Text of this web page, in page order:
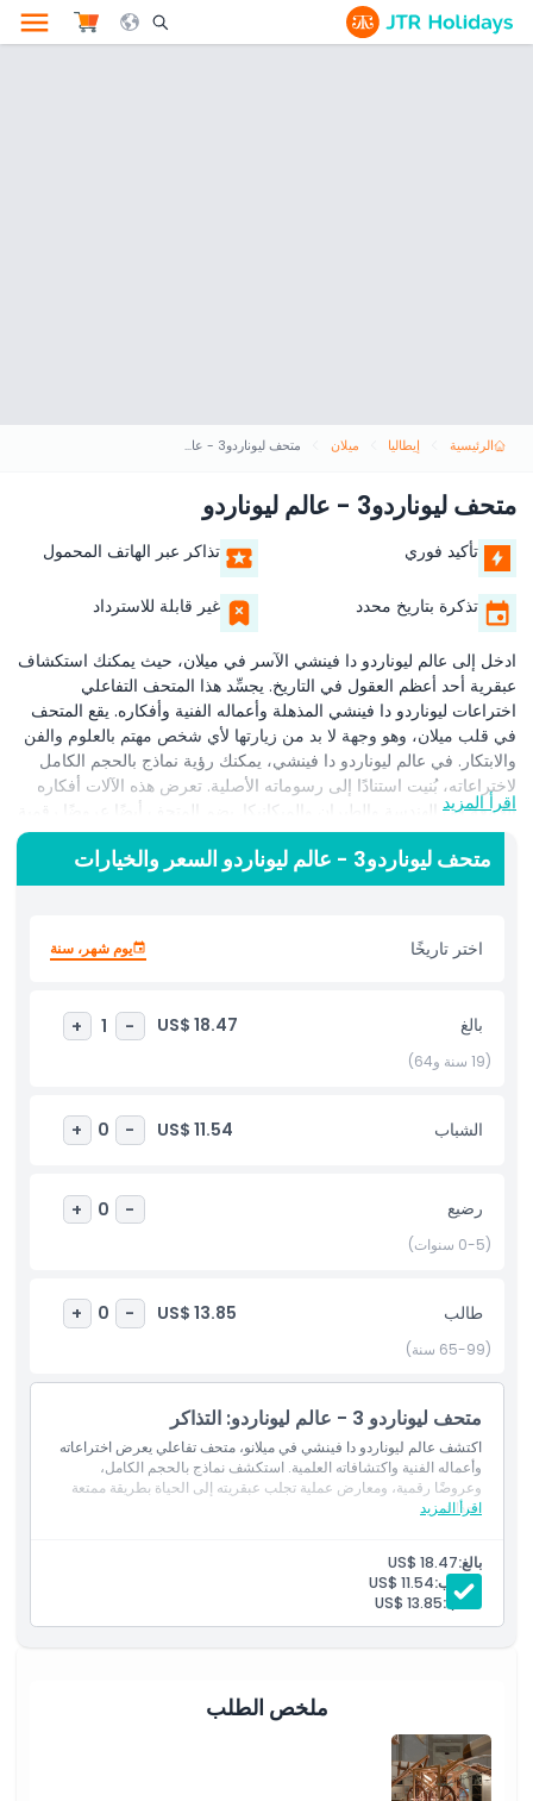
Search Opener Icon
الرئيسية إيطاليا ميلان متحف ليوناردو3 - عالم ليوناردو
متحف ليوناردو3 - عالم ليوناردو
تأكيد فوري تذاكر عبر الهاتف المحمول
تذكرة بتاريخ محدد غير قابلة للاسترداد
ادخل إلى عالم ليوناردو دا فينشي الآسر في ميلان، حيث يمكنك استكشاف
عبقرية أحد أعظم العقول في التاريخ. يجسِّد هذا المتحف التفاعلي
اختراعات ليوناردو دا فينشي المذهلة وأعماله الفنية وأفكاره. يقع المتحف
في قلب ميلان، وهو وجهة لا بد من زيارتها لأي شخص مهتم بالعلوم والفن
والابتكار. في عالم ليوناردو دا فينشي، يمكنك رؤية نماذج بالحجم الكامل
لاختراعاته، بُنيت استنادًا إلى رسوماته الأصلية. تعرض هذه الآلات أفكاره
اللامعة في الهندسة والطيران والميكانيكا. يضم المتحف أيضًا عروضًا رقمية
تتيح للزوار التفاعل مع أعماله الفنية الشهيرة، بما في ذلك الموناليزا
والعشاء الأخير. يوفر المتحف تجربة تفاعلية يمكن للزوار من خلالها القيام
بأنشطة عملية واستكشاف أعمال ليوناردو بتفصيل. بفضل المعارض
إرثه ممتعًا ومثيرًا. يتضمن المتحف أيضًا شروحات لاكتشافاته العلمية،
توضح كيف شكّلت أفكاره التكنولوجيا الحديثة. تعتبر الزيارة إلى عالم
المزيد عن عبقريته. سواء كنت من محبي الفن أو العلوم أو التاريخ، يقدم
هذا المتحف طريقة فريدة لاكتشاف عقل سيد النهضة الحقيقي.
ساعات العمل
ما يجب معرفته
الموقع
كيفية الوصول إلى هناك
سياسة الإلغاء
اقرأ المزيد
متحف ليوناردو3 - عالم ليوناردو السعر والخيارات
اختر تاريخًا يوم شهر، سنة
بالغ US$ 18.47
-
1
+
(19 سنة و64)
الشباب US$ 11.54
-
0
+
رضيع -
0
+
(0-5 سنوات)
طالب US$ 13.85
-
0
+
(65-99 سنة)
متحف ليوناردو 3 - عالم ليوناردو: التذاكر
اكتشف عالم ليوناردو دا فينشي في ميلانو، متحف تفاعلي يعرض اختراعاته
وأعماله الفنية واكتشافاته العلمية. استكشف نماذج بالحجم الكامل،
وعروضًا رقمية، ومعارض عملية تجلب عبقريته إلى الحياة بطريقة ممتعة
وجذابة.
اقرأ المزيد
بالغ:US$ 18.47
الشباب:US$ 11.54
طالب:US$ 13.85
ملخص الطلب